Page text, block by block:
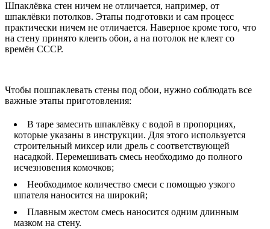
Шпаклёвка стен ничем не отличается, например, от
шпаклёвки потолков. Этапы подготовки и сам процесс
практически ничем не отличается. Наверное кроме того, что
на стену принято клеить обои, а на потолок не клеят со
времён СССР.
Чтобы пошпаклевать стены под обои, нужно соблюдать все
важные этапы приготовления:
В таре замесить шпаклёвку с водой в пропорциях,
которые указаны в инструкции. Для этого используется
строительный миксер или дрель с соответствующей
насадкой. Перемешивать смесь необходимо до полного
исчезновения комочков;
Необходимое количество смеси с помощью узкого
шпателя наносится на широкий;
Плавным жестом смесь наносится одним длинным
мазком на стену.